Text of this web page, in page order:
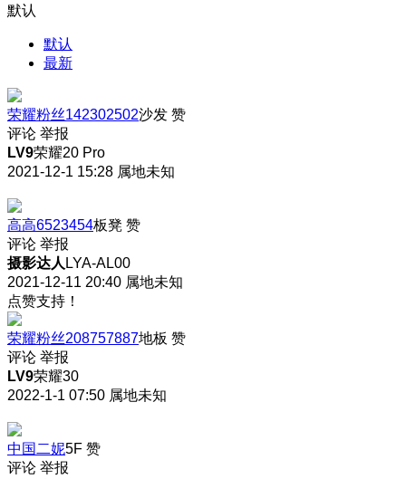
默认
默认
最新
荣耀粉丝142302502沙发 赞
评论 举报
LV9荣耀20 Pro
2021-12-1 15:28 属地未知
高高6523454板凳 赞
评论 举报
摄影达人 LYA-AL00
2021-12-11 20:40 属地未知
点赞支持！
荣耀粉丝208757887地板 赞
评论 举报
LV9荣耀30
2022-1-1 07:50 属地未知
中国二妮5F 赞
评论 举报